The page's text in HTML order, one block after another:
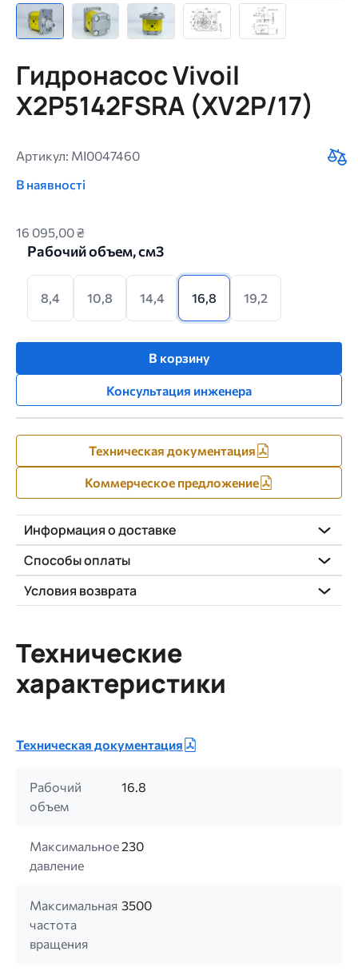
Гидронасос Vivoil
X2P5142FSRA (XV2P/17)
Артикул: MI0047460
В наявності
16 095,00 ₴
Рабочий объем, см3
8,4 10,8 14,4 16,8 19,2
В корзину
Консультация инженера
Техническая документация
Коммерческое предложение
Информация о доставке
Способы оплаты
Условия возврата
Технические
характеристики
Техническая документация
Рабочий
объем
16.8
Максимальное
давление
230
Максимальная
частота
вращения
3500